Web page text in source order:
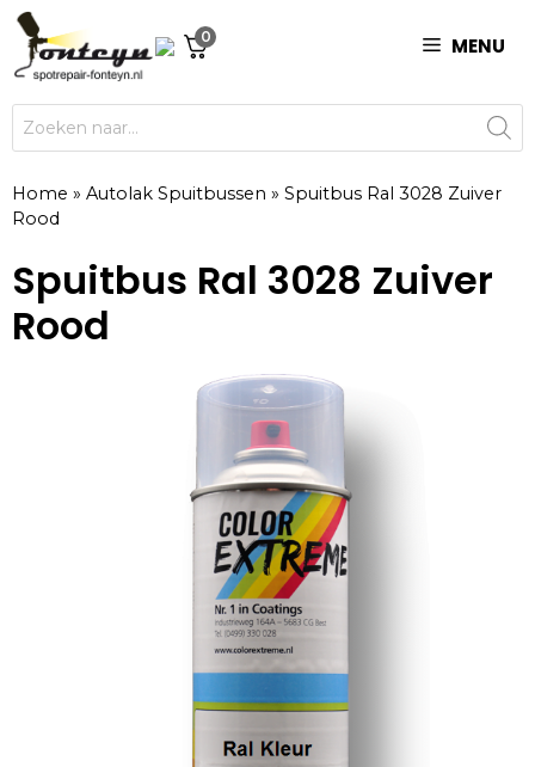
Ga
naar
de
inhoud
0 MENU
Producten
zoeken
Home » Autolak Spuitbussen » Spuitbus Ral 3028 Zuiver
Rood
Spuitbus Ral 3028 Zuiver
Rood